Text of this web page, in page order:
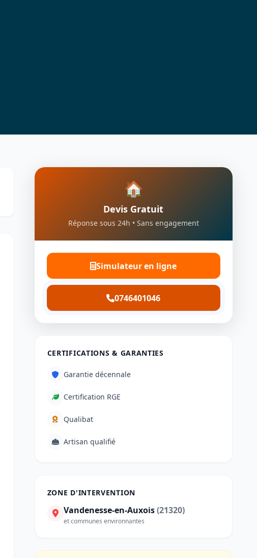
🏠
Devis Gratuit
Réponse sous 24h • Sans engagement
Simulateur en ligne
0746401046
CERTIFICATIONS & GARANTIES
Garantie décennale
Certification RGE
Qualibat
Artisan qualifié
ZONE D'INTERVENTION
Vandenesse-en-Auxois(21320)
et communes environnantes